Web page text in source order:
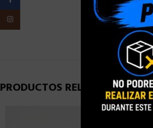
PRODUCTOS RELACIONADOS